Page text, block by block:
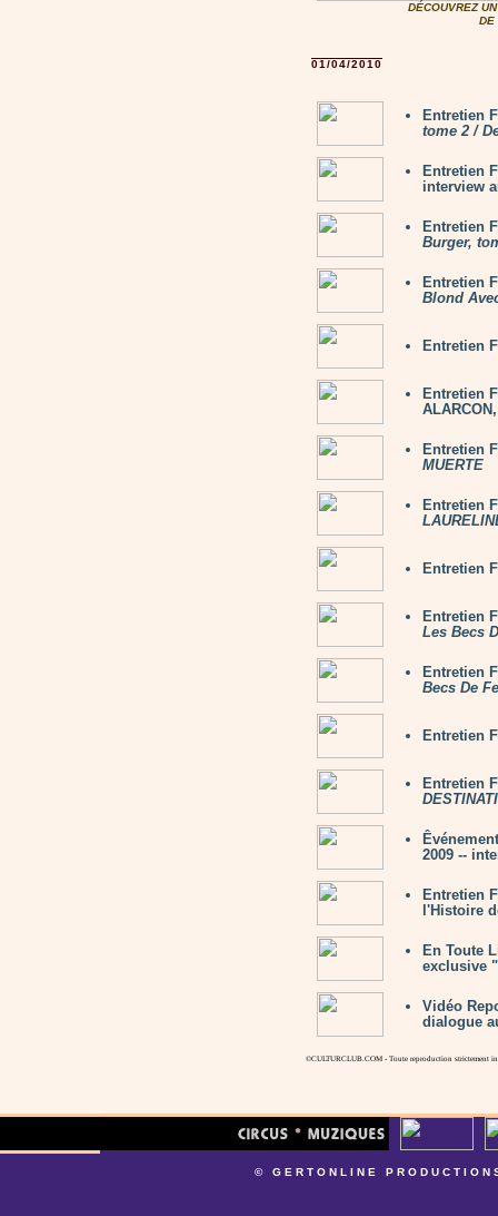
DÉCOUVREZ
DE
01/04/2010
Entretien
tome 2 /
Entretien
interview
Entretien
Burger,
Entretien
Blond
Entretien
Entretien
Entretien
MUERTE
Entretien
Entretien
Entretien
Les Becs
Entretien
Becs De
Entretien
Entretien
2009 --
Entretien
l'Histoire
En Toute
exclusive
Vidéo
dialogue
©CULTURCLUB.COM - Toute reproduction strictement
© GERTONLINE